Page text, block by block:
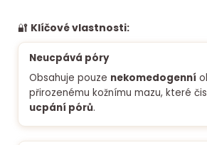
🔐 Klíčové vlastnosti:
Neucpává póry
Obsahuje pouze nekomedogenní
přirozenému kožnímu mazu, které
ucpání pórů.